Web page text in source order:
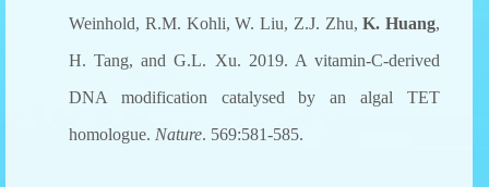
Weinhold, R.M. Kohli, W. Liu, Z.J. Zhu,K. Huang,
H. Tang, and G.L. Xu. 2019. A vitamin-C-derived
DNA modification catalysed by an algal TET
homologue. Nature. 569:581-585.